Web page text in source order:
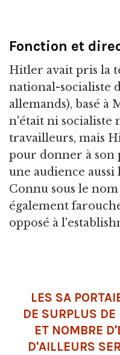
Fonction et
Hitler avait pris la
national-socialiste
allemands), basé à
n'était ni socialiste
travailleurs, mais
pour donner à
une audience aussi
Connu sous le
également
opposé à
LES SA
DE SURPLUS
ET NOMBRE
D'AILLEURS